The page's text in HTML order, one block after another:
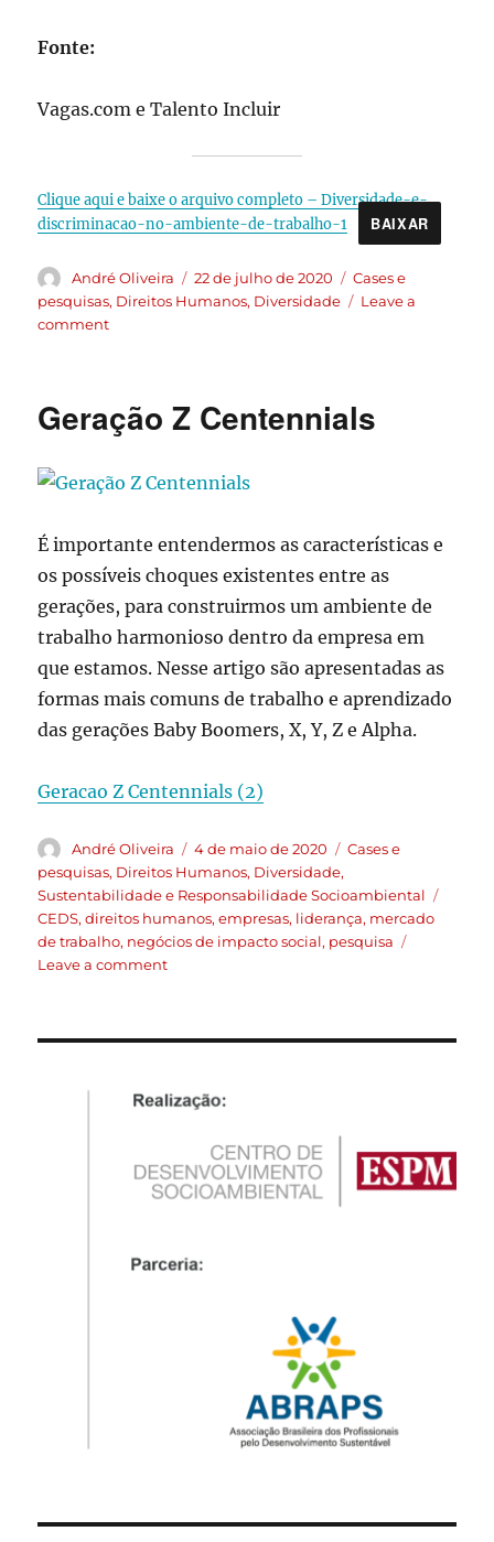
Fonte:
Vagas.com e Talento Incluir
Clique aqui e baixe o arquivo completo – Diversidade-e-
discriminacao-no-ambiente-de-trabalho-1
BAIXAR
André Oliveira 22 de julho de 2020
Cases e
pesquisas, Direitos Humanos, Diversidade
Leave a
comment
Geração Z Centennials
É importante entendermos as características e
os possíveis choques existentes entre as
gerações, para construirmos um ambiente de
trabalho harmonioso dentro da empresa em
que estamos. Nesse artigo são apresentadas as
formas mais comuns de trabalho e aprendizado
das gerações Baby Boomers, X, Y, Z e Alpha.
Geracao Z Centennials (2)
André Oliveira 4 de maio de 2020
Cases e
pesquisas, Direitos Humanos, Diversidade,
Sustentabilidade e Responsabilidade Socioambiental
CEDS,direitos humanos,empresas, liderança, mercado
de trabalho, negócios de impacto social, pesquisa
Leave a comment